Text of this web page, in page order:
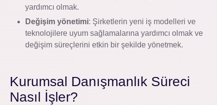
yardımcı olmak.
Değişim yönetimi: Şirketlerin yeni iş modelleri ve
teknolojilere uyum sağlamalarına yardımcı olmak ve
değişim süreçlerini etkin bir şekilde yönetmek.
Kurumsal Danışmanlık Süreci
Nasıl İşler?